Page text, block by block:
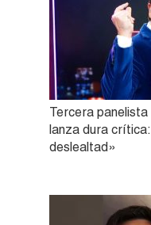
Tercera
lanza dura
deslealtad»